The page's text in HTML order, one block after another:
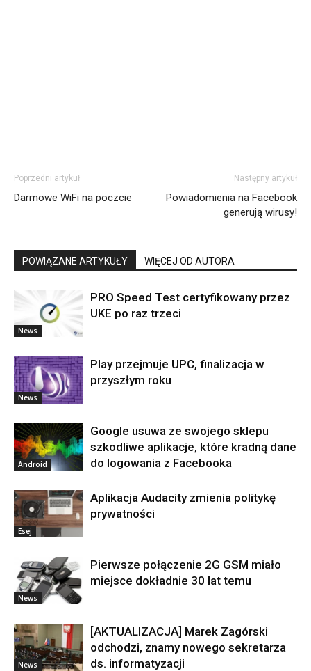
Poprzedni artykuł
Darmowe WiFi na poczcie
Następny artykuł
Powiadomienia na Facebook
generują wirusy!
POWIĄZANE ARTYKUŁY WIĘCEJ OD AUTORA
News
PRO Speed Test certyfikowany przez
UKE po raz trzeci
News
Play przejmuje UPC, finalizacja w
przyszłym roku
Android
Google usuwa ze swojego sklepu
szkodliwe aplikacje, które kradną dane
do logowania z Facebooka
Esej
Aplikacja Audacity zmienia politykę
prywatności
News
Pierwsze połączenie 2G GSM miało
miejsce dokładnie 30 lat temu
News
[AKTUALIZACJA] Marek Zagórski
odchodzi, znamy nowego sekretarza
ds. informatyzacji